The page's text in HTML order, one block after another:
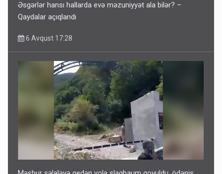
Əsgərlər hansı hallarda evə məzuniyyət ala bilər? –
Qaydalar açıqlandı
6 Avqust 17:28